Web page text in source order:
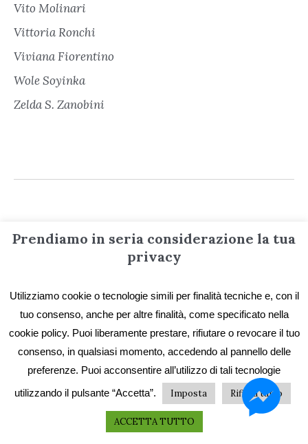
Vito Molinari
Vittoria Ronchi
Viviana Fiorentino
Wole Soyinka
Zelda S. Zanobini
Contatti
Privacy e Cookie
Codice etico
I primi vent’anni
Collane e catalogo storico
Prendiamo in seria considerazione la tua
privacy
Utilizziamo cookie o tecnologie simili per finalità tecniche e, con il
tuo consenso, anche per altre finalità, come specificato nella
cookie policy. Puoi liberamente prestare, rifiutare o revocare il tuo
consenso, in qualsiasi momento, accedendo al pannello delle
preferenze. Puoi acconsentire all’utilizzo di tali tecnologie
utilizzando il pulsante “Accetta”.
Imposta Rifiuta tutto
ACCETTA TUTTO